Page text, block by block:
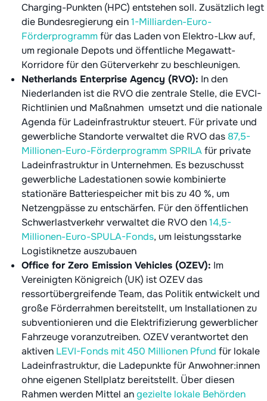
Charging-Punkten (HPC) entstehen soll. Zusätzlich legt
die Bundesregierung ein1-Milliarden-Euro-
Förderprogrammfür das Laden von Elektro-Lkw auf,
um regionale Depots und öffentliche Megawatt-
Korridore für den Güterverkehr zu beschleunigen.
Netherlands Enterprise Agency (RVO): In den
Niederlanden ist die RVO die zentrale Stelle, die EVCI-
Richtlinien und Maßnahmen umsetzt und die nationale
Agenda für Ladeinfrastruktur steuert. Für private und
gewerbliche Standorte verwaltet die RVO das 87,5-
Millionen-Euro-Förderprogramm SPRILAfür private
Ladeinfrastruktur in Unternehmen. Es bezuschusst
gewerbliche Ladestationen sowie kombinierte
stationäre Batteriespeicher mit bis zu 40 %, um
Netzengpässe zu entschärfen. Für den öffentlichen
Schwerlastverkehr verwaltet die RVO den14,5-
Millionen-Euro-SPULA-Fonds, um leistungsstarke
Logistiknetze auszubauen
Office for Zero Emission Vehicles (OZEV): Im
Vereinigten Königreich (UK) ist OZEV das
ressortübergreifende Team, das Politik entwickelt und
große Förderrahmen bereitstellt, um Installationen zu
subventionieren und die Elektrifizierung gewerblicher
Fahrzeuge voranzutreiben. OZEV verantwortet den
aktiven LEVI-Fonds mit 450 Millionen Pfund für lokale
Ladeinfrastruktur, die Ladepunkte für Anwohner:innen
ohne eigenen Stellplatz bereitstellt. Über diesen
Rahmen werden Mittel angezielte lokale Behörden